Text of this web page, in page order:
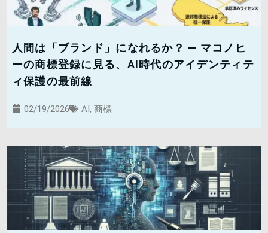
人間は「ブランド」になれるか？ — マコノヒ
ーの商標登録に見る、AI時代のアイデンティテ
ィ保護の最前線
02/19/2026 AI, 商標